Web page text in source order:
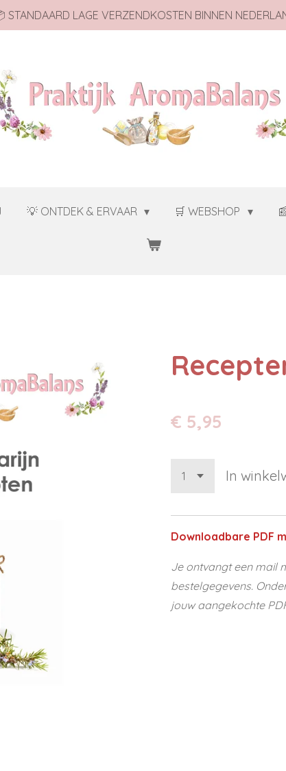
STANDAARD LAGE VERZENDKOSTEN BINNEN
💡 ONTDEK & ERVAAR 🛒 WEBSHOP
€ 5,95
In
Downloadbare PDF
Je ontvangt een mail
bestelgegevens.
jouw aangekochte